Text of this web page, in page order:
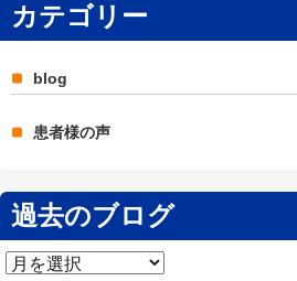
カテゴリー
blog
患者様の声
過去のブログ
過